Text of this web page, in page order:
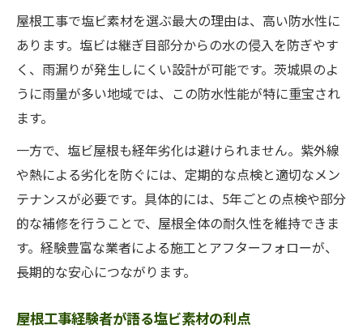
屋根工事で塩ビ素材を選ぶ最大の理由は、高い防水性に
あります。塩ビは継ぎ目部分からの水の侵入を防ぎやす
く、雨漏りが発生しにくい設計が可能です。茨城県のよ
うに雨量が多い地域では、この防水性能が特に重宝され
ます。
一方で、塩ビ屋根も経年劣化は避けられません。紫外線
や熱による劣化を防ぐには、定期的な点検と適切なメン
テナンスが必要です。具体的には、5年ごとの点検や部分
的な補修を行うことで、屋根全体の耐久性を維持できま
す。経験豊富な業者による施工とアフターフォローが、
長期的な安心につながります。
屋根工事経験者が語る塩ビ素材の利点